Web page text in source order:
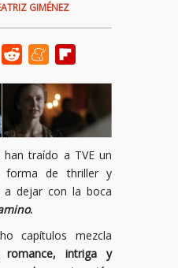
GIMÉNEZ
Copy
Reddit Meneame
traído a TVE un
forma de thriller y
a dejar con la boca
.
capítulos mezcla
romance, intriga y